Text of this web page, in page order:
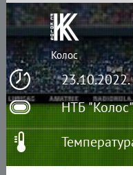
23.10.2022.
НТБ
Колос